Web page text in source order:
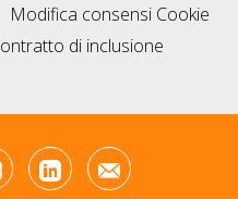
Modifica consensi Cookie
di inclusione